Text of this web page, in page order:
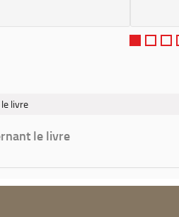
livre
le livre